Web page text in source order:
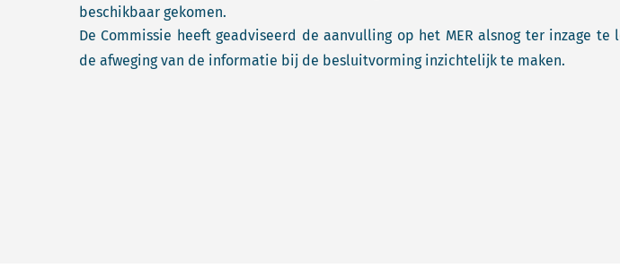
beschikbaar gekomen.
De Commissie heeft geadviseerd de aanvulling op het MER alsnog ter inzage te
de afweging van de informatie bij de besluitvorming inzichtelijk te maken.